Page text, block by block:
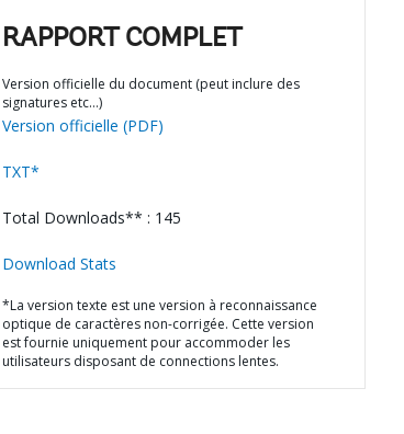
RAPPORT COMPLET
Version officielle du document (peut inclure des
signatures etc…)
Version officielle (PDF)
TXT*
Total Downloads** : 145
Download Stats
*La version texte est une version à reconnaissance
optique de caractères non-corrigée. Cette version
est fournie uniquement pour accommoder les
utilisateurs disposant de connections lentes.